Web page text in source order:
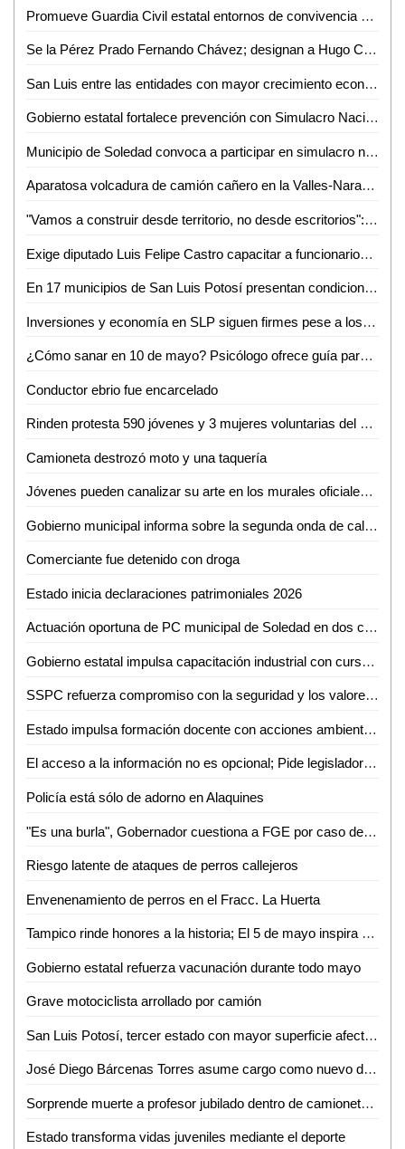
Promueve Guardia Civil estatal entornos de convivencia y fortalecimiento familiar en el altiplano
Se la Pérez Prado Fernando Chávez; designan a Hugo Contreras como delegado del PRI en San Luis
San Luis entre las entidades con mayor crecimiento económico
Gobierno estatal fortalece prevención con Simulacro Nacional
Municipio de Soledad convoca a participar en simulacro nacional este 6 de mayo
Aparatosa volcadura de camión cañero en la Valles-Naranjo; afortunadamente nadie salió herido
"Vamos a construir desde territorio, no desde escritorios": Morena rumbo al 2027
Exige diputado Luis Felipe Castro capacitar a funcionarios tras muerte de un perrito en Valles
En 17 municipios de San Luis Potosí presentan condiciones anormalmente secas
Inversiones y economía en SLP siguen firmes pese a los hechos en Sinaloa
¿Cómo sanar en 10 de mayo? Psicólogo ofrece guía para sobrellevar el duelo ante ausencia materna
Conductor ebrio fue encarcelado
Rinden protesta 590 jóvenes y 3 mujeres voluntarias del Servicio Militar Nacional en Ciudad Valles
Camioneta destrozó moto y una taquería
Jóvenes pueden canalizar su arte en los murales oficiales del puerto: Mónica Villareal
Gobierno municipal informa sobre la segunda onda de calor en la región
Comerciante fue detenido con droga
Estado inicia declaraciones patrimoniales 2026
Actuación oportuna de PC municipal de Soledad en dos conatos de incendio
Gobierno estatal impulsa capacitación industrial con cursos especializados en mayo
SSPC refuerza compromiso con la seguridad y los valores nacionales
Estado impulsa formación docente con acciones ambientales y artísticas
El acceso a la información no es opcional; Pide legisladora mejorar atención a grupos vulnerables
Policía está sólo de adorno en Alaquines
"Es una burla", Gobernador cuestiona a FGE por caso de exfuncionario bajo arresto domiciliario
Riesgo latente de ataques de perros callejeros
Envenenamiento de perros en el Fracc. La Huerta
Tampico rinde honores a la historia; El 5 de mayo inspira el trabajo por la ciudad
Gobierno estatal refuerza vacunación durante todo mayo
Grave motociclista arrollado por camión
San Luis Potosí, tercer estado con mayor superficie afectada por incendios forestales
José Diego Bárcenas Torres asume cargo como nuevo director del Tec de Valles
Sorprende muerte a profesor jubilado dentro de camioneta en Aquismón
Estado transforma vidas juveniles mediante el deporte